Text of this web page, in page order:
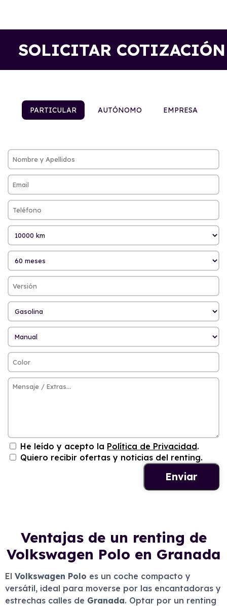
SOLICITAR COTIZACIÓN
PARTICULAR AUTÓNOMO EMPRESA
He leído y acepto la Política de Privacidad.
Quiero recibir ofertas y noticias del renting.
Ventajas de un renting de
Volkswagen Polo en Granada
El Volkswagen Polo es un coche compacto y
versátil, ideal para moverse por las encantadoras y
estrechas calles de Granada. Optar por un renting